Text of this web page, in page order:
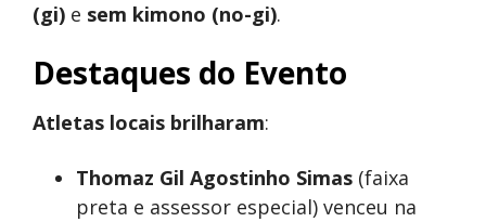
(gi) e sem kimono (no-gi).
Destaques do Evento
Atletas locais brilharam:
Thomaz Gil Agostinho Simas (faixa
preta e assessor especial) venceu na